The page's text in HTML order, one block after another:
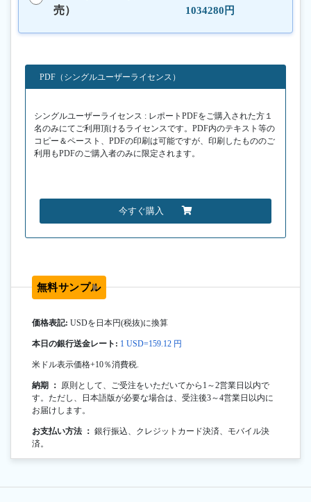
売）
1034280円
PDF（シングルユーザーライセンス）
シングルユーザーライセンス : レポートPDFをご購入された方１
名のみにてご利用頂けるライセンスです。PDF内のテキスト等の
コピー＆ペースト、PDFの印刷は可能ですが、印刷したもののご
利用もPDFのご購入者のみに限定されます。
今すぐ購入
無料サンプル
価格表記: USDを日本円(税抜)に換算
本日の銀行送金レート: 1 USD=159.12 円
米ドル表示価格+10％消費税.
納期 ： 原則として、ご受注をいただいてから1～2営業日以内で
す。ただし、日本語版が必要な場合は、受注後3～4営業日以内に
お届けします。
お支払い方法 ： 銀行振込、クレジットカード決済、モバイル決
済。